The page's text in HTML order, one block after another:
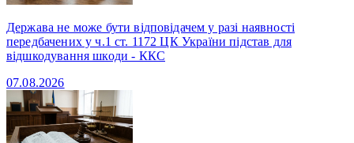
Держава не може бути відповідачем у разі наявності
передбачених у ч.1 ст. 1172 ЦК України підстав для
відшкодування шкоди - ККС
07.08.2026